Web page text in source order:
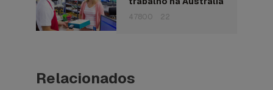
47800 22
Relacionados